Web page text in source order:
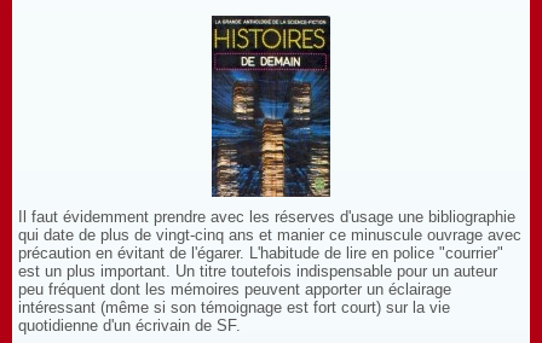
Il faut évidemment prendre avec les réserves d'usage une bibliographie
qui date de plus de vingt-cinq ans et manier ce minuscule ouvrage avec
précaution en évitant de l'égarer. L'habitude de lire en police "courrier"
est un plus important. Un titre toutefois indispensable pour un auteur
peu fréquent dont les mémoires peuvent apporter un éclairage
intéressant (même si son témoignage est fort court) sur la vie
quotidienne d'un écrivain de SF.